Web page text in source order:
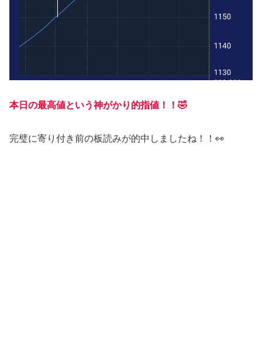
本日の最高値という神がかり的指値！！🤣
完璧に寄り付き前の板読みが的中しましたね！！👀